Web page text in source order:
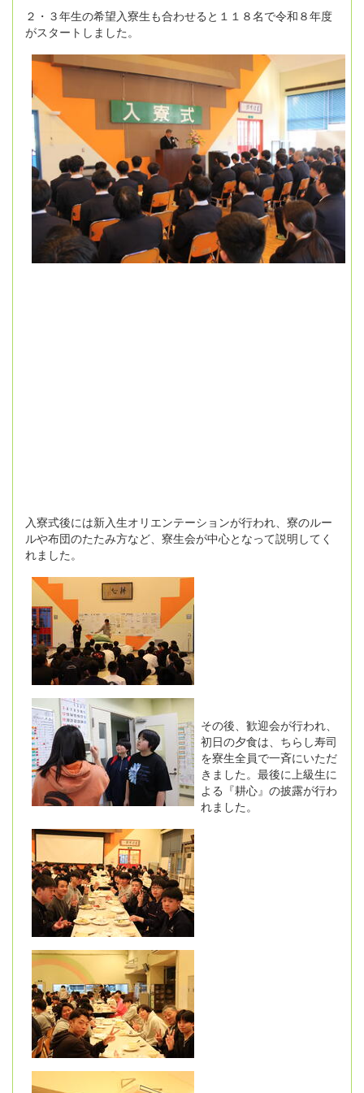
２・３年生の希望入寮生も合わせると１１８名で令和８年度
がスタートしました。
入寮式後には新入生オリエンテーションが行われ、寮のルー
ルや布団のたたみ方など、寮生会が中心となって説明してく
れました。
その後、歓迎会が行われ、
初日の夕食は、ちらし寿司
を寮生全員で一斉にいただ
きました。最後に上級生に
よる『耕心』の披露が行わ
れました。